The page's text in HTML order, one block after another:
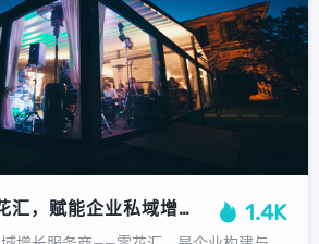
腾讯认证机构零花汇，赋能企业私域增长的可靠伙伴，腾讯认证私域伙伴零花汇，赋能企业实现可靠增长 1.4K